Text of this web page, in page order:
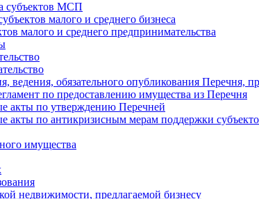
субъектов МСП
малого и среднего бизнеса
малого и среднего предпринимательства
ведения, обязательного опубликования Перечня,
по предоставлению имущества из Перечня
акты по утверждению Перечней
акты по антикризисным мерам поддержки
имущества
недвижимости, предлагаемой бизнесу